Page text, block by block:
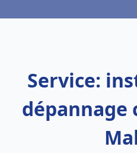
Service:
dépannage